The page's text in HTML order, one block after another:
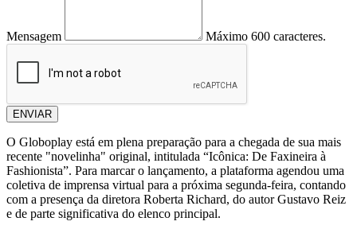
Mensagem Máximo 600 caracteres.
ENVIAR
O Globoplay está em plena preparação para a chegada de sua mais
recente "novelinha" original, intitulada “Icônica: De Faxineira à
Fashionista”. Para marcar o lançamento, a plataforma agendou uma
coletiva de imprensa virtual para a próxima segunda-feira, contando
com a presença da diretora Roberta Richard, do autor Gustavo Reiz
e de parte significativa do elenco principal.